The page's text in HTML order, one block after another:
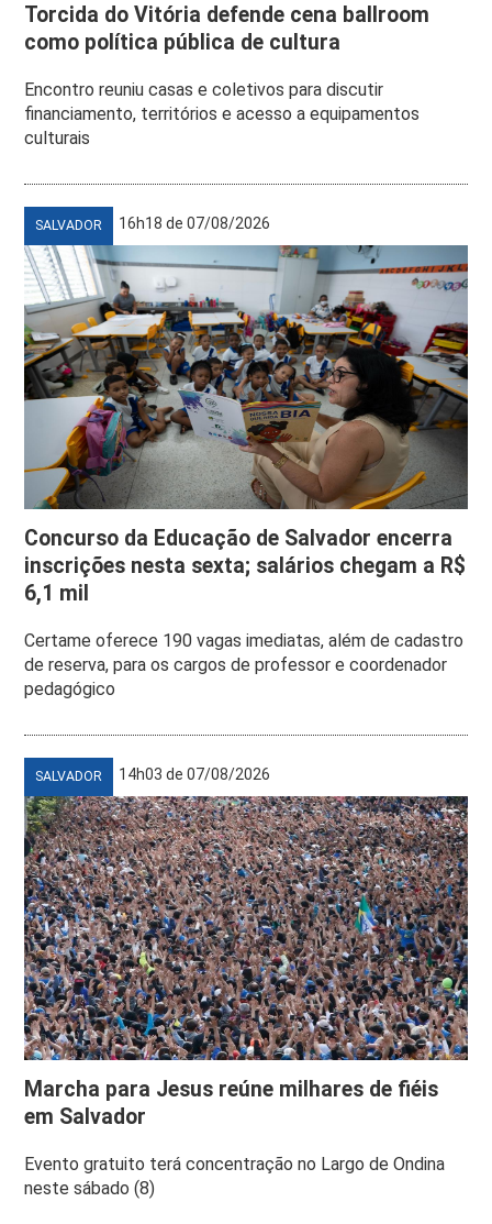
Torcida do Vitória defende cena ballroom
como política pública de cultura
Encontro reuniu casas e coletivos para discutir
financiamento, territórios e acesso a equipamentos
culturais
SALVADOR 16h18 de 07/08/2026
Concurso da Educação de Salvador encerra
inscrições nesta sexta; salários chegam a R$
6,1 mil
Certame oferece 190 vagas imediatas, além de cadastro
de reserva, para os cargos de professor e coordenador
pedagógico
SALVADOR 14h03 de 07/08/2026
Marcha para Jesus reúne milhares de fiéis
em Salvador
Evento gratuito terá concentração no Largo de Ondina
neste sábado (8)